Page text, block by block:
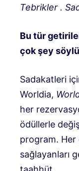
Tebrikler .
Bu tür
çok şey
Sadakatleri
Worldia,
her
ödüllerle
program. Her
sağlayanları